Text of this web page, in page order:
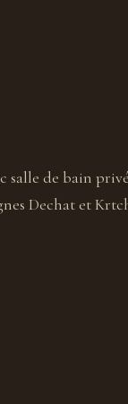
de bain
Dechat et